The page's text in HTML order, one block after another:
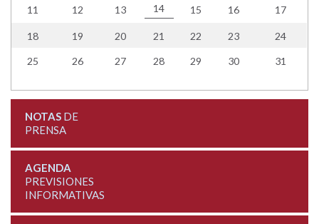
11 12 13 14 15 16 17
18 19 20 21 22 23 24
25 26 27 28 29 30 31
NOTASDE
PRENSA
AGENDA
PREVISIONES
INFORMATIVAS